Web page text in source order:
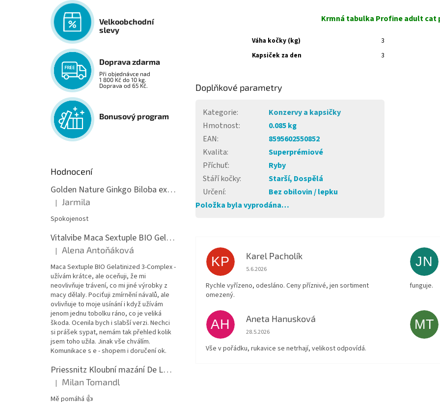
Velkoobchodní
slevy
Doprava zdarma
Při objednávce nad
1 800 Kč do 10 kg.
Doprava od 65 Kč.
Bonusový program
Hodnocení
Golden Nature Ginkgo Biloba extrakt 50:1 60mg, 100 kapslí
Hodnocení produktu je 5 z 5 hvězdiček.
| Jarmila
Spokojenost
Vitalvibe Maca Sextuple BIO Gelatinized 3-Complex, 60 kapslí
Hodnocení produktu je 5 z 5 hvězdiček.
| Alena Antoňáková
Maca Sextuple BIO Gelatinized 3-Complex -
užívám krátce, ale oceňuji, že mi
neovlivňuje trávení, co mi jiné výrobky z
macy dělaly. Pociťuji zmírnění návalů, ale
ovlivňuje to moje usínání i když užívám
jenom jednu tobolku ráno, co je veliká
škoda. Ocenila bych i slabší verzi. Nechci
si prášek sypat, nemám tak přehled kolik
jsem toho užila. Jinak vše chválím.
Komunikace s e - shopem i doručení ok.
Priessnitz Kloubní mazání De Luxe, 200ml
Hodnocení produktu je 5 z 5 hvězdiček.
| Milan Tomandl
Mě pomáhá 👍
Krmná tabulka Profine adult
Váha kočky (kg) 3
Kapsiček za den
3
Doplňkové parametry
Kategorie:
Konzervy a kapsičky
Hmotnost:
0.085 kg
EAN:
8595602550852
Kvalita:
Superprémiové
Příchuť:
Ryby
Stáří kočky:
Starší, Dospělá
Určení:
Bez obilovin / lepku
Položka byla vyprodána…
KP Karel Pacholík
Hodnocení obchodu je 4 z 5 hvězdiček.
5.6.2026
Rychle vyřízeno, odesláno. Ceny příznivé, jen sortiment
omezený.
JN
funguje.
AH Aneta Hanusková
Hodnocení obchodu je 5 z 5 hvězdiček.
28.5.2026
Vše v pořádku, rukavice se netrhají, velikost odpovídá.
MT